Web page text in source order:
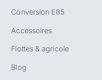
Conversion E85
Accessoires
Flottes & agricole
Blog